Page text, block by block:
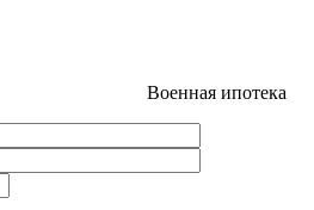
Военная ипотека